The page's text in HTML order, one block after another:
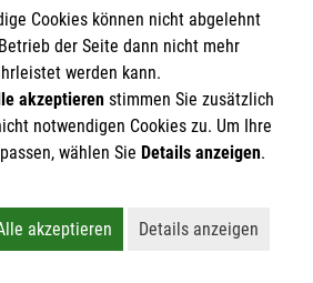
älteren Menschen
Cookies können nicht abgelehnt
der Seite dann nicht mehr
werden kann.
akzeptierenstimmen Sie zusätzlich
notwendigen Cookies zu. Um Ihre
wählen Sie Details anzeigen.
essentiellen Cookies ab
akzeptieren
Akzeptiert alle Cookies
Details anzeigen